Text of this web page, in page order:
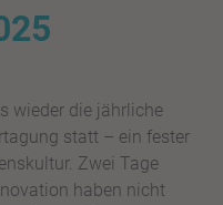
wieder die jährliche
statt – ein fester
Zwei Tage
haben nicht